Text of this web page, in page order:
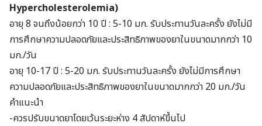
Hypercholesterolemia)
อายุ 8 จนถึงน้อยกว่า 10 ปี : 5-10 มก. รับประทานวันละครั้ง ยังไม่มี
การศึกษาความปลอดภัยและประสิทธิภาพของยาในขนาดมากกว่า 10
มก./วัน
อายุ 10-17 ปี : 5-20 มก. รับประทานวันละครั้ง ยังไม่มีการศึกษา
ความปลอดภัยและประสิทธิภาพของยาในขนาดมากกว่า 20 มก./วัน
คำแนะนำ
-ควรปรับขนาดยาโดยเว้นระยะห่าง 4 สัปดาห์ขึ้นไป